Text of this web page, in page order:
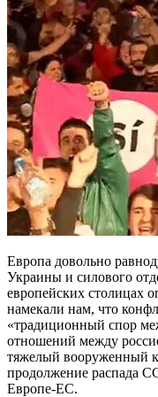
Европа довольно
Украины и силового
европейских столицах
намекали нам, что
«традиционный спор
отношений между
тяжелый вооруженный
продолжение распада
Европе-ЕС.